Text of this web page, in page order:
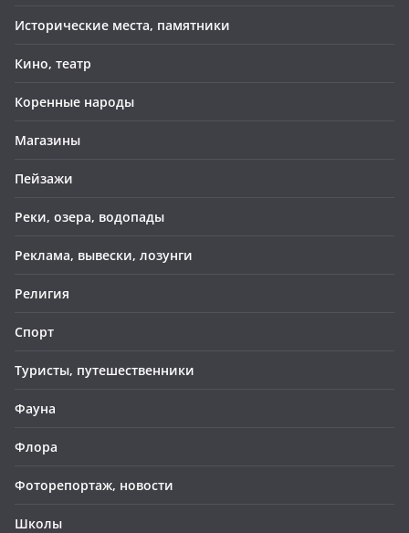
Исторические места, памятники
Кино, театр
Коренные народы
Магазины
Пейзажи
Реки, озера, водопады
Реклама, вывески, лозунги
Религия
Спорт
Туристы, путешественники
Фауна
Флора
Фоторепортаж, новости
Школы